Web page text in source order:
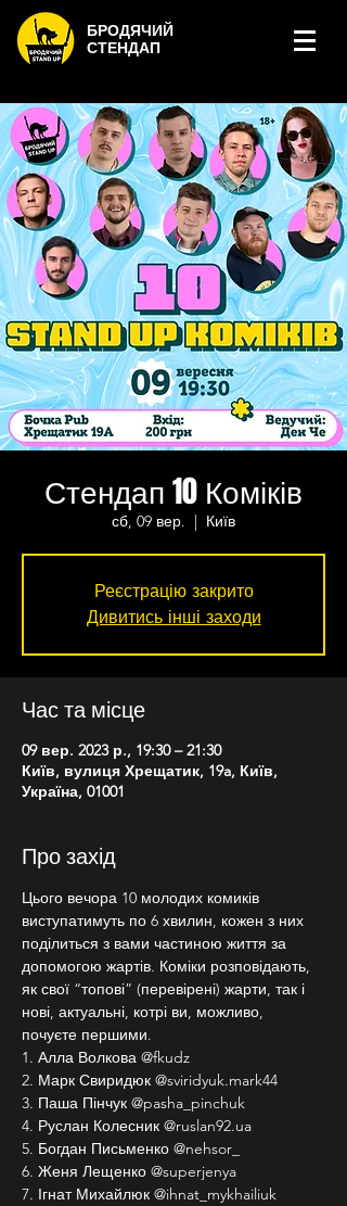
БРОДЯЧИЙ
СТЕНДАП
Стендап 10 Коміків
сб, 09 вер.
  |
Київ
Реєстрацію закрито
Дивитись інші заходи
Час та місце
09 вер. 2023 р., 19:30 – 21:30
Київ, вулиця Хрещатик, 19a, Київ,
Україна, 01001
Про захід
Цього вечора 10 молодих комиків
виступатимуть по 6 хвилин, кожен з них
поділиться з вами частиною життя за
допомогою жартів. Коміки розповідають,
як свої “топові” (перевірені) жарти, так і
нові, актуальні, котрі ви, можливо,
почуєте першими.
1. Алла Волкова @fkudz
2. Марк Свиридюк @sviridyuk.mark44
3. Паша Пінчук @pasha_pinchuk
4. Руслан Колесник @ruslan92.ua
5. Богдан Письменко @nehsor_
6. Женя Лещенко @superjenya
7. Ігнат Михайлюк @ihnat_mykhailiuk